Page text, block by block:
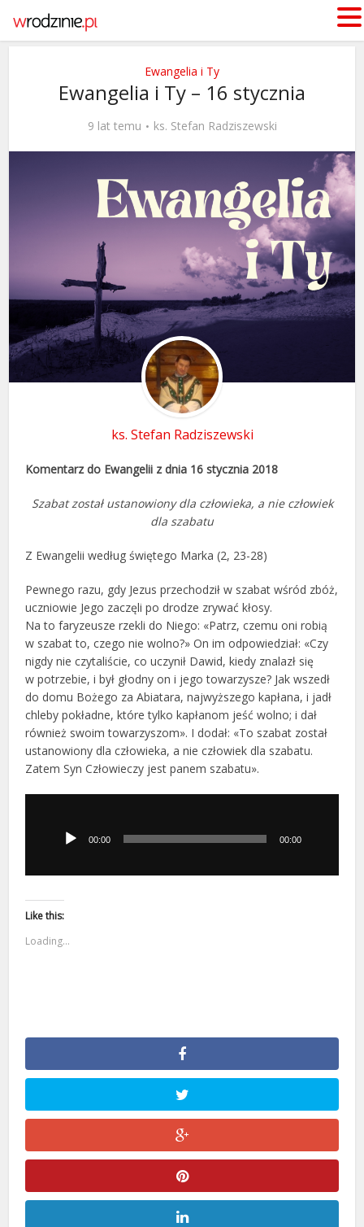
Ewangelia i Ty
Ewangelia i Ty – 16 stycznia
9 lat temu ks. Stefan Radziszewski
ks. Stefan Radziszewski
Komentarz do Ewangelii z dnia 16 stycznia 2018
Szabat został ustanowiony dla człowieka, a nie człowiek
dla szabatu
Z Ewangelii według świętego Marka (2, 23-28)
Pewnego razu, gdy Jezus przechodził w szabat wśród zbóż,
uczniowie Jego zaczęli po drodze zrywać kłosy.
Na to faryzeusze rzekli do Niego: «Patrz, czemu oni robią
w szabat to, czego nie wolno?» On im odpowiedział: «Czy
nigdy nie czytaliście, co uczynił Dawid, kiedy znalazł się
w potrzebie, i był głodny on i jego towarzysze? Jak wszedł
do domu Bożego za Abiatara, najwyższego kapłana, i jadł
chleby pokładne, które tylko kapłanom jeść wolno; i dał
również swoim towarzyszom». I dodał: «To szabat został
ustanowiony dla człowieka, a nie człowiek dla szabatu.
Zatem Syn Człowieczy jest panem szabatu».
dźwiękowych00:00 00:00
Like this:
Loading...